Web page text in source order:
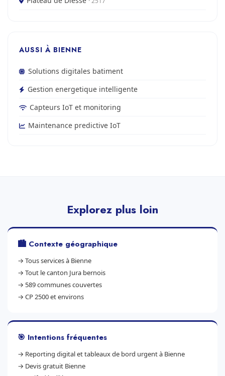
AUSSI À BIENNE
Solutions digitales batiment
Gestion energetique intelligente
Capteurs IoT et monitoring
Maintenance predictive IoT
Explorez plus loin
🏙️ Contexte géographique
→ Tous services à Bienne
→ Tout le canton Jura bernois
→ 589 communes couvertes
→ CP 2500 et environs
🎯 Intentions fréquentes
→ Reporting digital et tableaux de bord urgent à Bienne
→ Devis gratuit Bienne